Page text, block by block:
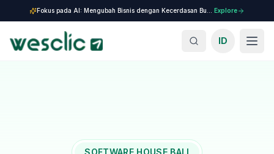
Explore
ID
SOFTWARE HOUSE BALI